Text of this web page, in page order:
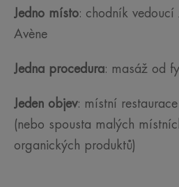
Jedno místo: chodník
Avène
Jedna procedura: masáž od
Jeden objev: místní
(nebo spousta malých
organických produktů)